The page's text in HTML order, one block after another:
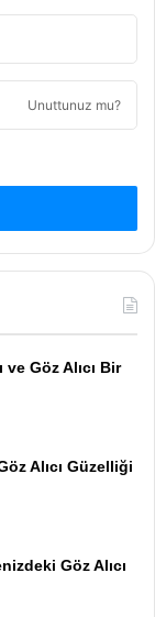
Unuttunuz mu?
ve Göz Alıcı Bir
Alıcı Güzelliği
Göz Alıcı